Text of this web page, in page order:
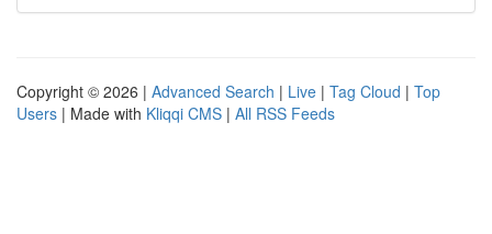
Copyright © 2026 | Advanced Search | Live | Tag Cloud | Top
Users | Made with Kliqqi CMS | All RSS Feeds